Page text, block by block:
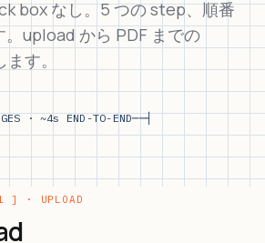
box なし。5 つの step、順番
upload から PDF までの
す。
· ~4s END-TO-END──┤
] · UPLOAD